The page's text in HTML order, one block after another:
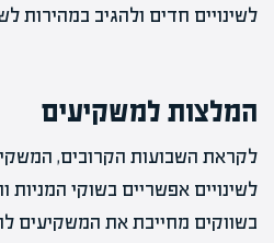
לשינויים חדים ולהגיב במהירות
המלצות למשקיעים
לקראת השבועות הקרובים,
לשינויים אפשריים בשוקי המניות
בשווקים מחייבת את המשקיעים